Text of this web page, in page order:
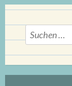
Suchen
nach: